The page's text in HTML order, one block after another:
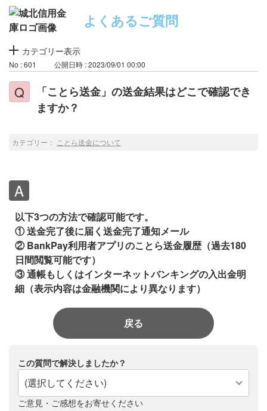
よくあるご質問
カテゴリー表示
No : 601 公開日時 : 2023/09/01 00:00
「ことら送金」の送金結果はどこで確認でき
ますか？
カテゴリー： ことら送金について
以下3つの方法で確認可能です。
① 送金完了後に届く送金完了通知メール
② BankPay利用者アプリのことら送金履歴（過去180
日間閲覧可能です）
③ 通帳もしくはインターネットバンキングの入出金明
細（表示内容は金融機関により異なります）
戻る
この質問で解決しましたか？
(選択してください)
ご意見・ご感想をお寄せください